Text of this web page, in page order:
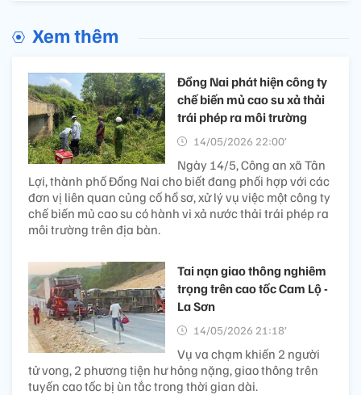
Xem thêm
Đồng Nai phát hiện công ty
chế biến mủ cao su xả thải
trái phép ra môi trường
14/05/2026 22:00’
Ngày 14/5, Công an xã Tân
Lợi, thành phố Đồng Nai cho biết đang phối hợp với các
đơn vị liên quan củng cố hồ sơ, xử lý vụ việc một công ty
chế biến mủ cao su có hành vi xả nước thải trái phép ra
môi trường trên địa bàn.
Tai nạn giao thông nghiêm
trọng trên cao tốc Cam Lộ -
La Sơn
14/05/2026 21:18’
Vụ va chạm khiến 2 người
tử vong, 2 phương tiện hư hỏng nặng, giao thông trên
tuyến cao tốc bị ùn tắc trong thời gian dài.